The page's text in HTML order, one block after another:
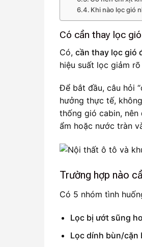
Khi nào lọc gió
Có cần thay lọc
Có, cần thay lọc gió
hiệu suất lọc giảm
Để bắt đầu, câu hỏi
hưởng thực tế,
thống gió cabin,
ẩm hoặc nước tràn
Trường hợp nào
Có 5 nhóm tình
Lọc bị ướt sũng
Lọc dính bùn/cặn